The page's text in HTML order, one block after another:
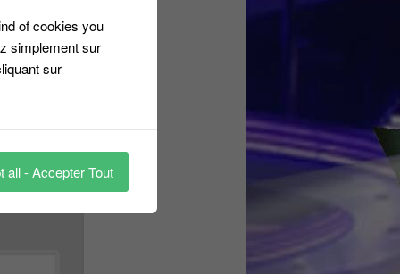
of cookies you
simplement sur
sur
all - Accepter Tout